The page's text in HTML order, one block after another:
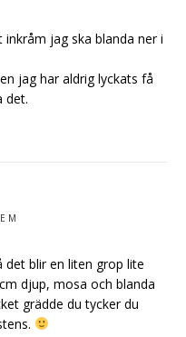
jag ska blanda ner i
jag har aldrig lyckats få
det.
M
blir en liten grop lite
djup, mosa och blanda
grädde du tycker du